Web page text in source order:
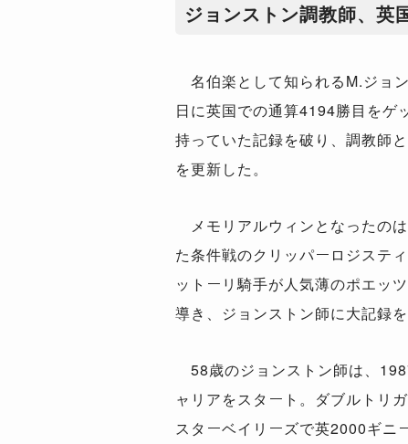
ジョンストン調教師、英
名伯楽として知られるM.ジョ
日に英国での通算4194勝目をゲ
持っていた記録を破り、調教師
を更新した。
メモリアルウィンとなったの
た条件戦のクリッパーロジステ
ットーリ騎手が人気薄のポエッ
導き、ジョンストン師に大記録を
58歳のジョンストン師は、
ャリアをスタート。ダブルトリ
スターベイリーズで英2000ギニ